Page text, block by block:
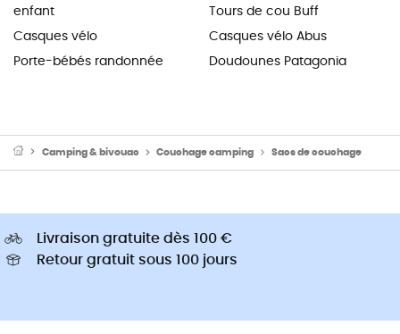
enfant
Casques vélo
Porte-bébés randonnée
Tours de cou Buff
Casques vélo Abus
Doudounes Patagonia
Camping & bivouac Couchage camping Sacs de couchage
Livraison gratuite dès 100 €
Retour gratuit sous 100 jours